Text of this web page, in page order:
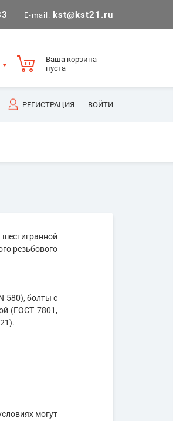
E-mail: kst@kst21.ru
Ваша корзина
пуста
РЕГИСТРАЦИЯ ВОЙТИ
резьбового
580), болты с
(ГОСТ 7801,
могут